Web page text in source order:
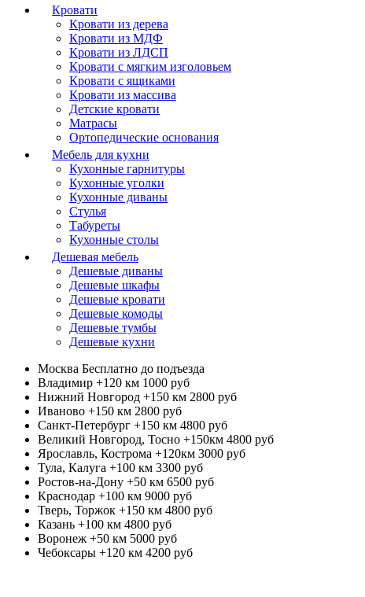
Кровати
Кровати из дерева
Кровати из МДФ
Кровати из ЛДСП
Кровати с мягким изголовьем
Кровати с ящиками
Кровати из массива
Детские кровати
Матрасы
Ортопедические основания
Мебель для кухни
Кухонные гарнитуры
Кухонные уголки
Кухонные диваны
Стулья
Табуреты
Кухонные столы
Дешевая мебель
Дешевые диваны
Дешевые шкафы
Дешевые кровати
Дешевые комоды
Дешевые тумбы
Дешевые кухни
Москва Бесплатно до подъезда
Владимир +120 км 1000 руб
Нижний Новгород +150 км 2800 руб
Иваново +150 км 2800 руб
Санкт-Петербург +150 км 4800 руб
Великий Новгород, Тосно +150км 4800 руб
Ярославль, Кострома +120км 3000 руб
Тула, Калуга +100 км 3300 руб
Ростов-на-Дону +50 км 6500 руб
Краснодар +100 км 9000 руб
Тверь, Торжок +150 км 4800 руб
Казань +100 км 4800 руб
Воронеж +50 км 5000 руб
Чебоксары +120 км 4200 руб